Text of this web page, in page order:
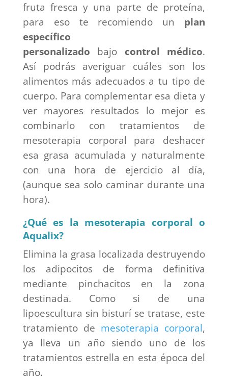
fruta fresca y una parte de proteína,
para eso te recomiendo un plan
específico
personalizado bajo control médico.
Así podrás averiguar cuáles son los
alimentos más adecuados a tu tipo de
cuerpo. Para complementar esa dieta y
ver mayores resultados lo mejor es
combinarlo con tratamientos de
mesoterapia corporal para deshacer
esa grasa acumulada y naturalmente
con una hora de ejercicio al día,
(aunque sea solo caminar durante una
hora).
¿Qué es la mesoterapia corporal o
Aqualix?
Elimina la grasa localizada destruyendo
los adipocitos de forma definitiva
mediante pinchacitos en la zona
destinada. Como si de una
lipoescultura sin bisturí se tratase, este
tratamiento de mesoterapia corporal,
ya lleva un año siendo uno de los
tratamientos estrella en esta época del
año.